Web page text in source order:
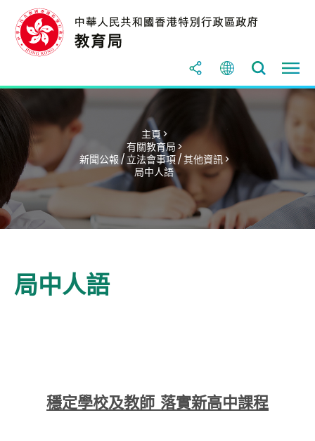
主頁 >
有關教育局 >
新聞公報 / 立法會事項 / 其他資訊 >
局中人語
局中人語
穩定學校及教師 落實新高中課程